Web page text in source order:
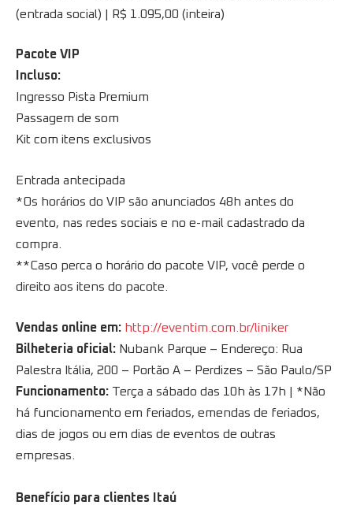
(entrada social) | R$ 1.095,00 (inteira)
Pacote VIP
Incluso:
Ingresso Pista Premium
Passagem de som
Kit com itens exclusivos
Entrada antecipada
*Os horários do VIP são anunciados 48h antes do
evento, nas redes sociais e no e-mail cadastrado da
compra.
**Caso perca o horário do pacote VIP, você perde o
direito aos itens do pacote.
Vendas online em: http://eventim.com.br/liniker
Bilheteria oficial: Nubank Parque – Endereço: Rua
Palestra Itália, 200 – Portão A – Perdizes – São Paulo/SP
Funcionamento: Terça a sábado das 10h às 17h | *Não
há funcionamento em feriados, emendas de feriados,
dias de jogos ou em dias de eventos de outras
empresas.
Benefício para clientes Itaú